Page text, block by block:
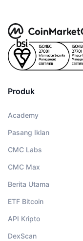
Produk
Academy
Pasang Iklan
CMC Labs
CMC Max
Berita Utama
ETF Bitcoin
API Kripto
DexScan